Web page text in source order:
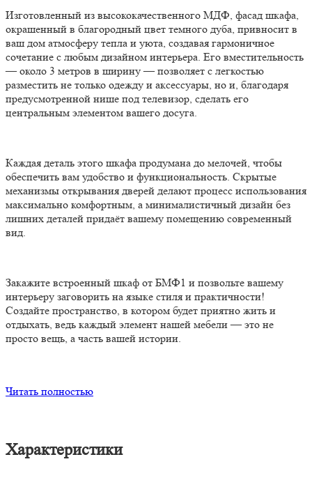
Изготовленный из высококачественного МДФ, фасад шкафа,
окрашенный в благородный цвет темного дуба, привносит в
ваш дом атмосферу тепла и уюта, создавая гармоничное
сочетание с любым дизайном интерьера. Его вместительность
— около 3 метров в ширину — позволяет с легкостью
разместить не только одежду и аксессуары, но и, благодаря
предусмотренной нише под телевизор, сделать его
центральным элементом вашего досуга.
Каждая деталь этого шкафа продумана до мелочей, чтобы
обеспечить вам удобство и функциональность. Скрытые
механизмы открывания дверей делают процесс использования
максимально комфортным, а минималистичный дизайн без
лишних деталей придаёт вашему помещению современный
вид.
Закажите встроенный шкаф от БМФ1 и позвольте вашему
интерьеру заговорить на языке стиля и практичности!
Создайте пространство, в котором будет приятно жить и
отдыхать, ведь каждый элемент нашей мебели — это не
просто вещь, а часть вашей истории.
Читать полностью
Характеристики